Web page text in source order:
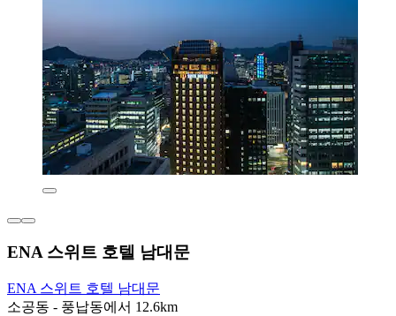
ENA 스위트 호텔 남대문
ENA 스위트 호텔 남대문
소공동 - 풍납동에서 12.6km